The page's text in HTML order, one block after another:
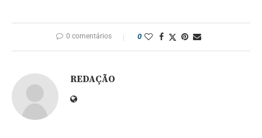
0 comentários 0
REDAÇÃO